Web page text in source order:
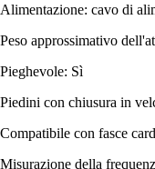
Alimentazione: cavo di
Peso approssimativo
Pieghevole: Sì
Piedini con chiusura in
Compatibile con fasce
Misurazione della